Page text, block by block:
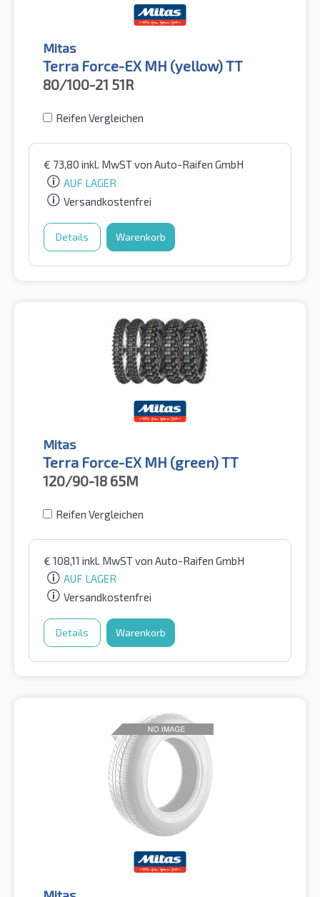
Mitas
Terra Force-EX MH (yellow) TT
80/100-21 51R
Reifen Vergleichen
€ 73,80 inkl. MwSTvon Auto-Raifen GmbH
AUF LAGER
Versandkostenfrei
Details Warenkorb
Mitas
Terra Force-EX MH (green) TT
120/90-18 65M
Reifen Vergleichen
€ 108,11 inkl. MwSTvon Auto-Raifen GmbH
AUF LAGER
Versandkostenfrei
Details Warenkorb